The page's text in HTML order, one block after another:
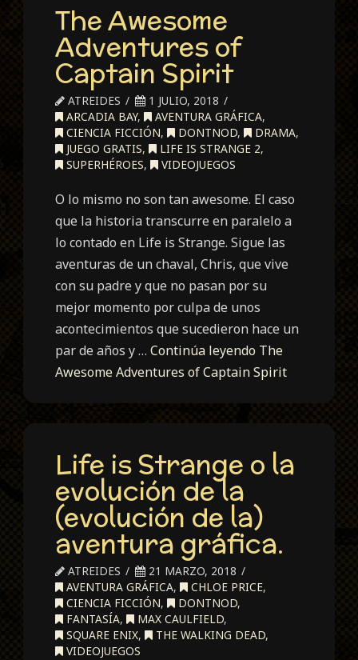
The Awesome
Adventures of
Captain Spirit
ATREIDES
1 JULIO, 2018
ARCADIA BAY, AVENTURA GRÁFICA,
CIENCIA FICCIÓN, DONTNOD, DRAMA,
JUEGO GRATIS, LIFE IS STRANGE 2,
SUPERHÉROES, VIDEOJUEGOS
O lo mismo no son tan awesome. El caso
que la historia transcurre en paralelo a
lo contado en Life is Strange. Sigue las
aventuras de un chaval, Chris, que vive
con su padre y que no pasan por su
mejor momento por culpa de unos
acontecimientos que sucedieron hace un
par de años y …Continúa leyendo The
Awesome Adventures of Captain Spirit
Life is Strange o la
evolución de la
(evolución de la)
aventura gráfica.
ATREIDES
21 MARZO, 2018
AVENTURA GRÁFICA, CHLOE PRICE,
CIENCIA FICCIÓN, DONTNOD,
FANTASÍA, MAX CAULFIELD,
SQUARE ENIX, THE WALKING DEAD,
VIDEOJUEGOS